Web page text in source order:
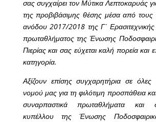
σας συγχαίρει τον Μύτικα Λεπτοκαρυάς
της προβιβάσιμης θέσης μέσα από
ανόδου 2017/2018 της Γ΄
πρωταθλήματος της Ένωσης
Πιερίας και σας εύχεται καλή πορεία και
κατηγορία.
Αξίζουν επίσης συγχαρητήρια σε όλες
νομού μας για τη φιλότιμη προσπάθεια
συναρπαστικά πρωταθλήματα και
κυπέλλου της Ένωσης